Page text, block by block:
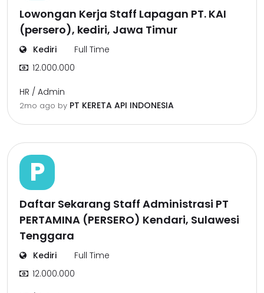
Lowongan Kerja Staff Lapagan PT. KAI
(persero), kediri, Jawa Timur
Kediri
Full Time
12.000.000
HR / Admin
2mo ago by PT KERETA API INDONESIA
P
Daftar Sekarang Staff Administrasi PT
PERTAMINA (PERSERO) Kendari, Sulawesi
Tenggara
Kediri
Full Time
12.000.000